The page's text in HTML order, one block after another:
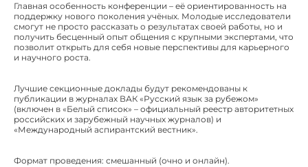
Главная особенность конференции – её ориентированность на
поддержку нового поколения учёных. Молодые исследователи
смогут не просто рассказать о результатах своей работы, но и
получить бесценный опыт общения с крупными экспертами, что
позволит открыть для себя новые перспективы для карьерного
и научного роста.
Лучшие секционные доклады будут рекомендованы к
публикации в журналах ВАК «Русский язык за рубежом»
(включен в «Белый список» – официальный реестр авторитетных
российских и зарубежный научных журналов) и
«Международный аспирантский вестник».
Формат проведения: смешанный (очно и онлайн).